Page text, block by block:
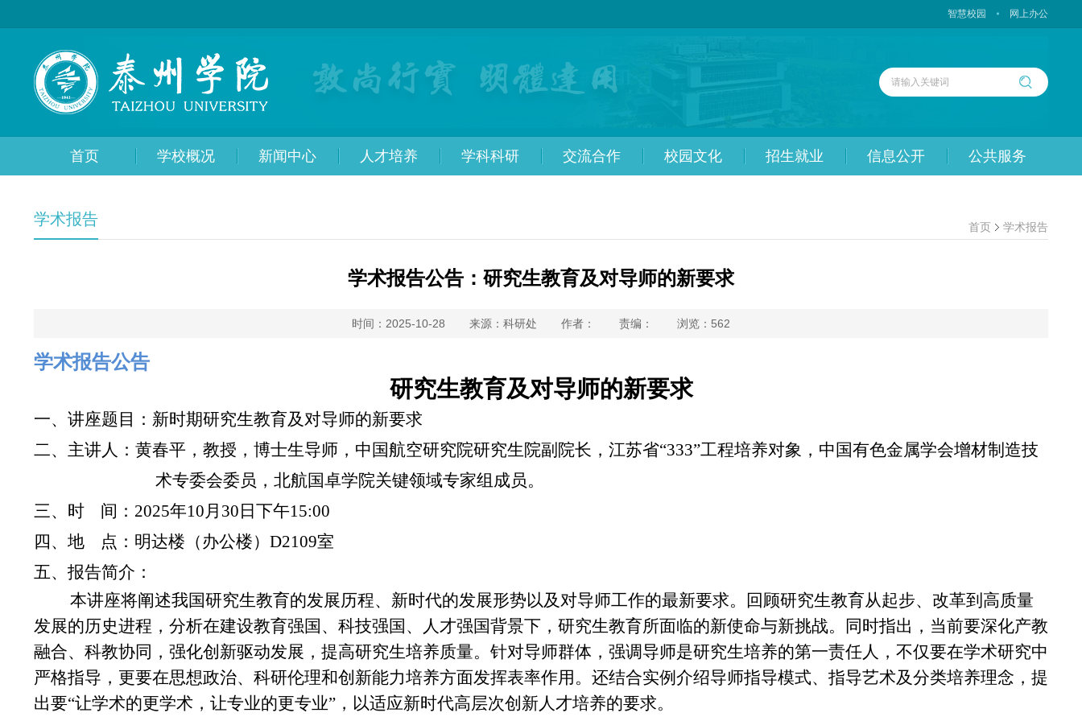
智慧校园 网上办公
首页 学校概况 新闻中心 人才培养 学科科研 交流合作 校园文化 招生就业 信息公开 公共服务
首页 学术报告
学术报告
学术报告公告：研究生教育及对导师的新要求
时间：2025-10-28 来源：科研处 作者： 责编： 浏览： 562
学术报告公告
研究生教育及对导师的新要求
一、讲座题目 ： 新时期研究生教育及对导师的新要求
二、主讲人： 黄春平， 教授，博士生导师，中国航空研究院研究生院副院长，江苏省“333”工程培养对象，中国有色金属学会增材制造技
术专委会委员， 北航国卓学院关键领域专家组成员。
三、时
间： 2025年10月 30 日 下午15:00
四、地
点： 明达楼（办公楼） D2109室
五、 报告简介：
本讲座将阐述我国研究生教育的发展历程、新时代的发展形势以及对导师工作的最新要求。回顾研究生教育从起步、改革到高质量
发展的历史进程，分析在建设教育强国、科技强国、人才强国背景下，研究生教育所面临的新使命与新挑战。同时指出，当前要深化产教
融合、科教协同，强化创新驱动发展，提高研究生培养质量。针对导师群体，强调导师是研究生培养的第一责任人，不仅要在学术研究中
严格指导，更要在思想政治、科研伦理和创新能力培养方面发挥表率作用。还结合实例介绍导师指导模式、指导艺术及分类培养理念，提
出要“让学术的更学术，让专业的更专业”，以适应新时代高层次创新人才培养的要求。